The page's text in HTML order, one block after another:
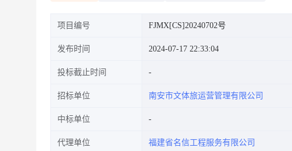
项目编号 FJMX[CS]20240702号
发布时间 2024-07-17 22:33:04
投标截止时间
招标单位 南安市文体旅运营管理有限公司
中标单位
代理单位 福建省名信工程服务有限公司